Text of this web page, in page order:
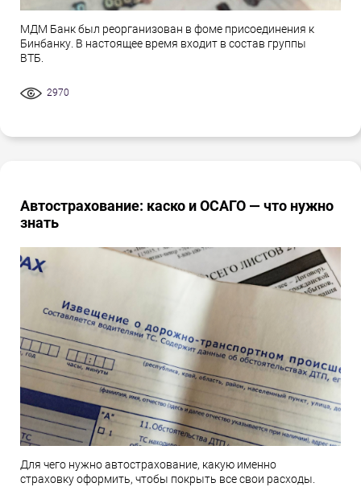
МДМ Банк был реорганизован в фоме присоединения к
Бинбанку. В настоящее время входит в состав группы
ВТБ.
2970
Автострахование: каско и ОСАГО — что нужно
знать
Для чего нужно автострахование, какую именно
страховку оформить, чтобы покрыть все свои расходы.